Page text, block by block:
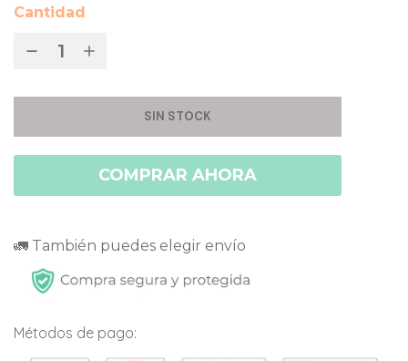
Cantidad
SIN STOCK
COMPRAR AHORA
🚛 También puedes elegir envío
Métodos de pago: